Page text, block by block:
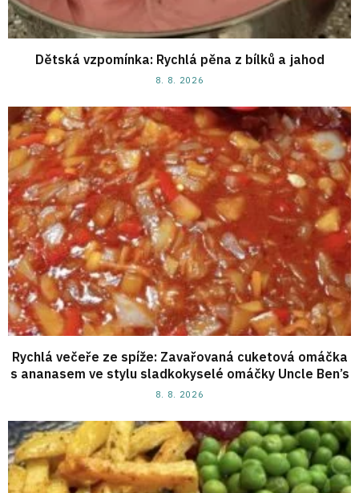
Dětská vzpomínka: Rychlá pěna z bílků a jahod
8. 8. 2026
Rychlá večeře ze spíže: Zavařovaná cuketová omáčka
s ananasem ve stylu sladkokyselé omáčky Uncle Ben’s
8. 8. 2026